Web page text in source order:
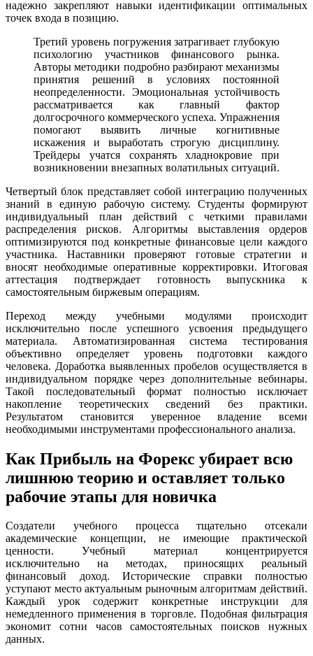
надежно закрепляют навыки идентификации оптимальных
точек входа в позицию.
Третий уровень погружения затрагивает глубокую
психологию участников финансового рынка.
Авторы методики подробно разбирают механизмы
принятия решений в условиях постоянной
неопределенности. Эмоциональная устойчивость
рассматривается как главный фактор
долгосрочного коммерческого успеха. Упражнения
помогают выявить личные когнитивные
искажения и выработать строгую дисциплину.
Трейдеры учатся сохранять хладнокровие при
возникновении внезапных волатильных ситуаций.
Четвертый блок представляет собой интеграцию полученных
знаний в единую рабочую систему. Студенты формируют
индивидуальный план действий с четкими правилами
распределения рисков. Алгоритмы выставления ордеров
оптимизируются под конкретные финансовые цели каждого
участника. Наставники проверяют готовые стратегии и
вносят необходимые оперативные корректировки. Итоговая
аттестация подтверждает готовность выпускника к
самостоятельным биржевым операциям.
Переход между учебными модулями происходит
исключительно после успешного усвоения предыдущего
материала. Автоматизированная система тестирования
объективно определяет уровень подготовки каждого
человека. Доработка выявленных пробелов осуществляется в
индивидуальном порядке через дополнительные вебинары.
Такой последовательный формат полностью исключает
накопление теоретических сведений без практики.
Результатом становится уверенное владение всеми
необходимыми инструментами профессионального анализа.
Как Прибыль на Форекс убирает всю
лишнюю теорию и оставляет только
рабочие этапы для новичка
Создатели учебного процесса тщательно отсекали
академические концепции, не имеющие практической
ценности. Учебный материал концентрируется
исключительно на методах, приносящих реальный
финансовый доход. Исторические справки полностью
уступают место актуальным рыночным алгоритмам действий.
Каждый урок содержит конкретные инструкции для
немедленного применения в торговле. Подобная фильтрация
экономит сотни часов самостоятельных поисков нужных
данных.